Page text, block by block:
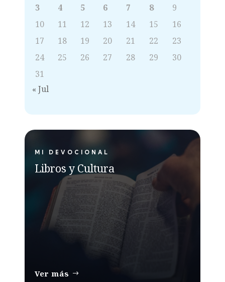
3
4 5 6 7 8
9
10
11 12 13 14 15
16
17
18 19 20 21 22
23
24
25 26 27 28 29
30
31
« Jul
MI DEVOCIONAL
Libros y Cultura
Ver más